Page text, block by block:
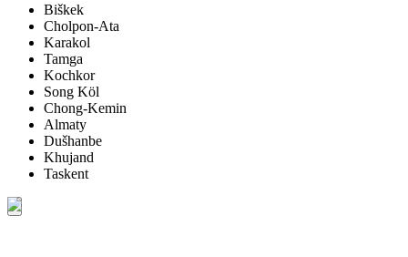
Biškek
Cholpon-Ata
Karakol
Tamga
Kochkor
Song Köl
Chong-Kemin
Almaty
Dušhanbe
Khujand
Taskent